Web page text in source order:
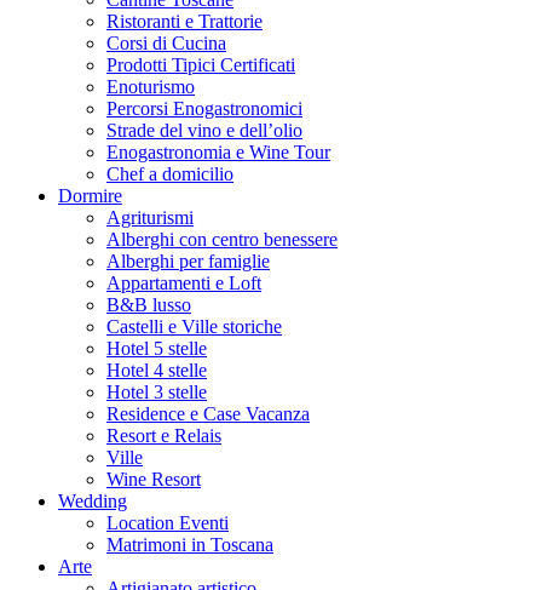
Ristoranti e Trattorie
Corsi di Cucina
Prodotti Tipici Certificati
Enoturismo
Percorsi Enogastronomici
Strade del vino e dell’olio
Enogastronomia e Wine Tour
Chef a domicilio
Dormire
Agriturismi
Alberghi con centro benessere
Alberghi per famiglie
Appartamenti e Loft
B&B lusso
Castelli e Ville storiche
Hotel 5 stelle
Hotel 4 stelle
Hotel 3 stelle
Residence e Case Vacanza
Resort e Relais
Ville
Wine Resort
Wedding
Location Eventi
Matrimoni in Toscana
Arte